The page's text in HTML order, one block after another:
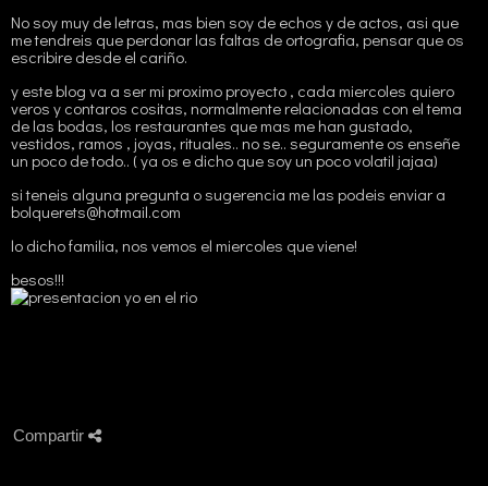
No soy muy de letras, mas bien soy de echos y de actos, asi que
me tendreis que perdonar las faltas de ortografia, pensar que os
escribire desde el cariño.
y este blog va a ser mi proximo proyecto , cada miercoles quiero
veros y contaros cositas, normalmente relacionadas con el tema
de las bodas, los restaurantes que mas me han gustado,
vestidos, ramos , joyas, rituales.. no se.. seguramente os enseñe
un poco de todo.. ( ya os e dicho que soy un poco volatil jajaa)
si teneis alguna pregunta o sugerencia me las podeis enviar a
bolquerets@hotmail.com
lo dicho familia, nos vemos el miercoles que viene!
besos!!!
Compartir